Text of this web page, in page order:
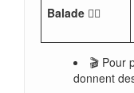
Balade 🚶‍♀️
🎬 Pour
donnent